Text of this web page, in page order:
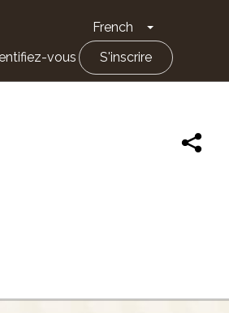
French Toggle
vous S'inscrire